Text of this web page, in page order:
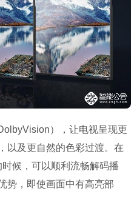
），让电视呈现更
以及更自然的色彩过渡。在
候，可以顺利流畅解码播
势，即使画面中有高亮部